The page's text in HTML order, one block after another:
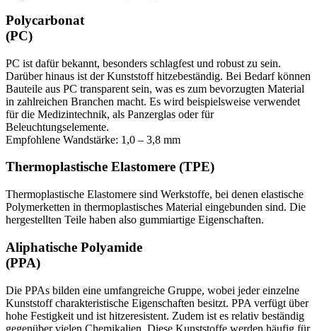
Polycarbonat
(PC)
PC ist dafür bekannt, besonders schlagfest und robust zu sein.
Darüber hinaus ist der Kunststoff hitzebeständig. Bei Bedarf können
Bauteile aus PC transparent sein, was es zum bevorzugten Material
in zahlreichen Branchen macht. Es wird beispielsweise verwendet
für die Medizintechnik, als Panzerglas oder für
Beleuchtungselemente.
Empfohlene Wandstärke: 1,0 – 3,8 mm
Thermoplastische Elastomere (TPE)
Thermoplastische Elastomere sind Werkstoffe, bei denen elastische
Polymerketten in thermoplastisches Material eingebunden sind. Die
hergestellten Teile haben also gummiartige Eigenschaften.
Aliphatische Polyamide
(PPA)
Die PPAs bilden eine umfangreiche Gruppe, wobei jeder einzelne
Kunststoff charakteristische Eigenschaften besitzt. PPA verfügt über
hohe Festigkeit und ist hitzeresistent. Zudem ist es relativ beständig
gegenüber vielen Chemikalien. Diese Kunststoffe werden häufig für